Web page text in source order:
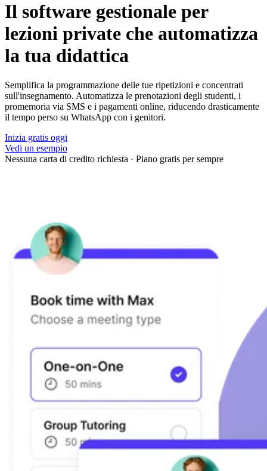
Il software gestionale per
lezioni private che automatizza
la tua didattica
Semplifica la programmazione delle tue ripetizioni e concentrati
sull'insegnamento. Automatizza le prenotazioni degli studenti, i
promemoria via SMS e i pagamenti online, riducendo drasticamente
il tempo perso su WhatsApp con i genitori.
Inizia gratis oggi
Vedi un esempio
Nessuna carta di credito richiesta · Piano gratis per sempre